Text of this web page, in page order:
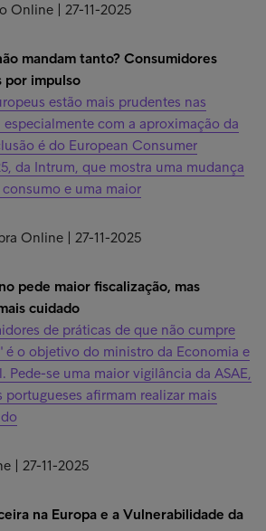
Online | 27-11-2025
mandam tanto? Consumidores
por impulso
estão mais prudentes nas
com a aproximação da
é do European Consumer
da Intrum, que mostra uma mudança
e uma maior
Online | 27-11-2025
pede maior fiscalização, mas
cuidado
de práticas de que não cumpre
é o objetivo do ministro da Economia e
Pede-se uma maior vigilância da ASAE,
portugueses afirmam realizar mais
| 27-11-2025
na Europa e a Vulnerabilidade da